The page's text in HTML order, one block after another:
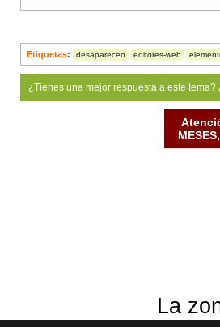
Etiquetas: desaparecen editores-web
¿Tienes una mejor respuesta a este
La